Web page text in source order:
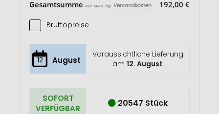
Gesamtsumme exkl. MwSt. zzgl. Versandkosten 192,00 €
Bruttopreise
12 August
Voraussichtliche Lieferung
am12. August
SOFORT
VERFÜGBAR
20547 Stück